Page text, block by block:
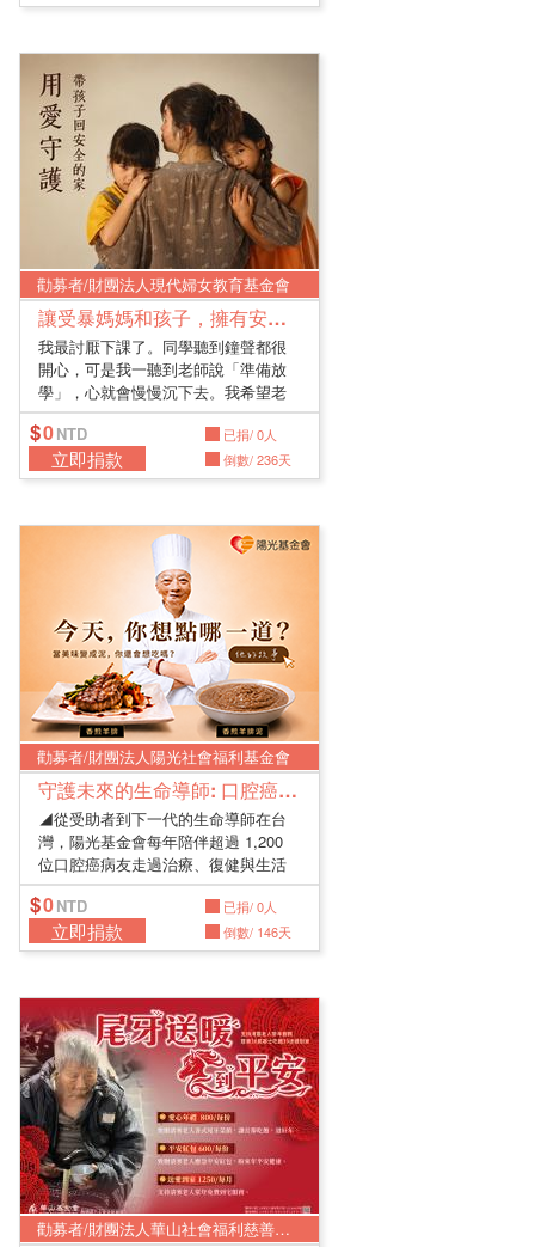
勸募者/財團法人現代婦女教育基金會
讓受暴媽媽和孩子，擁有安全的家
我最討厭下課了。同學聽到鐘聲都很
開心，可是我一聽到老師說「準備放
學」，心就會慢慢沉下去。我希望老
師可...
0 已捐/ 0人
立即捐款 倒數/ 236天
勸募者/財團法人陽光社會福利基金會
守護未來的生命導師: 口腔癌生心理重建服務
◢從受助者到下一代的生命導師在台
灣，陽光基金會每年陪伴超過 1,200
位口腔癌病友走過治療、復健與生活
重...
0 已捐/ 0人
立即捐款 倒數/ 146天
勸募者/財團法人華山社會福利慈善事業基金會